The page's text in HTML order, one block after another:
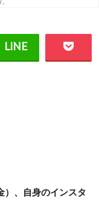
）、自身のインスタ